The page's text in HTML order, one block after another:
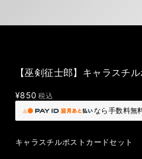
【巫剣征士郎】キャラスチ
¥850 税込
なら 手数料無
キャラスチルポストカードセット